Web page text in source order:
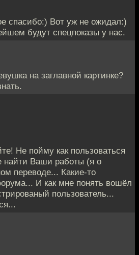
спасибо:) Вот уж не ожидал:)
будут спецпоказы у нас.
на заглавной картинке?
Не пойму как пользоваться
Ваши работы (я о
переводе... Какие-то
И как мне понять вошёл
пользователь...